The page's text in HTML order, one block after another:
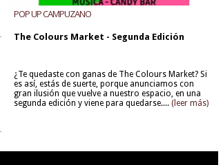
POP UP CAMPUZANO
The Colours Market - Segunda Edición
¿Te quedaste con ganas de The Colours Market? Si
es así, estás de suerte, porque anunciamos con
gran ilusión que vuelve a nuestro espacio, en una
segunda edición y viene para quedarse.... (leer más)